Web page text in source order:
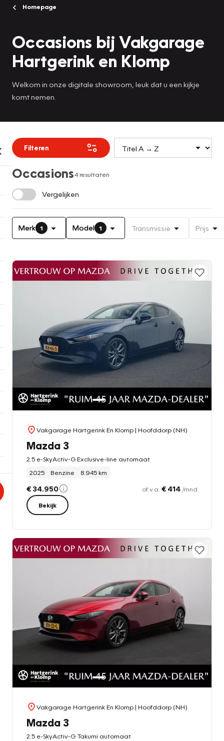
Homepage
Occasions bij Vakgarage
Hartgerink en Klomp
Welkom in onze digitale showroom, leuk dat u een kijkje
komt nemen.
Filteren
Occasions4 resultaten
Vergelijken
Merk 1 Model 1 Transmissie Prijs
Vakgarage Hartgerink En Klomp| Hoofddorp (NH)
Mazda 3
2.5 e-SkyActiv-G Exclusive-line automaat
2025
Benzine 8.945 km
€ 34.950 of v.a. € 414 /mnd
Bekijk
Vakgarage Hartgerink En Klomp| Hoofddorp (NH)
Mazda 3
2.5 e-SkyActiv-G Takumi automaat